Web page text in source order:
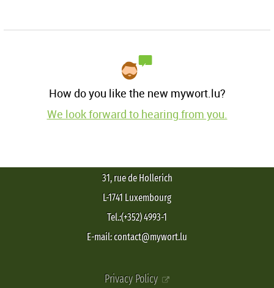
How do you like the new mywort.lu?
We look forward to hearing from you.
31, rue de Hollerich
L-1741 Luxembourg
Tel.:(+352) 4993-1
E-mail: contact@mywort.lu
Privacy Policy